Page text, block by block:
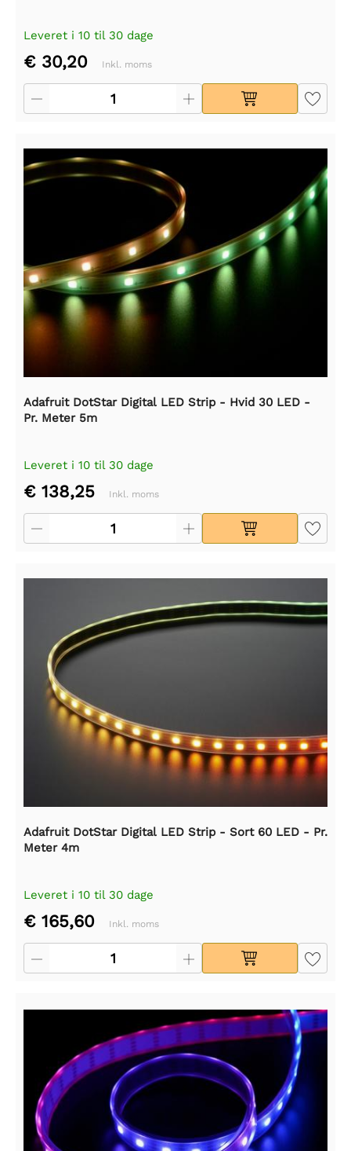
Leveret i 10 til 30 dage
€ 30,20 Inkl. moms
Adafruit DotStar Digital LED Strip - Hvid 30 LED -
Pr. Meter 5m
Leveret i 10 til 30 dage
€ 138,25 Inkl. moms
Adafruit DotStar Digital LED Strip - Sort 60 LED - Pr.
Meter 4m
Leveret i 10 til 30 dage
€ 165,60 Inkl. moms